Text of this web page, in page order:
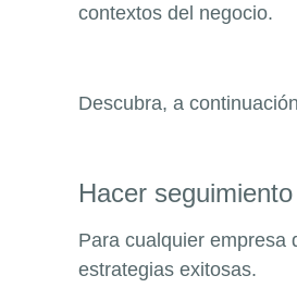
contextos del negocio.
Descubra, a
Hacer
Para cualquier empresa
estrategias exitosas.